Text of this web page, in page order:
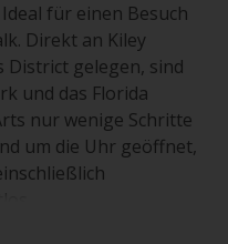
Ideal für einen Besuch
Direkt an Kiley
District gelegen, sind
und das Florida
nur wenige Schritte
um die Uhr geöffnet,